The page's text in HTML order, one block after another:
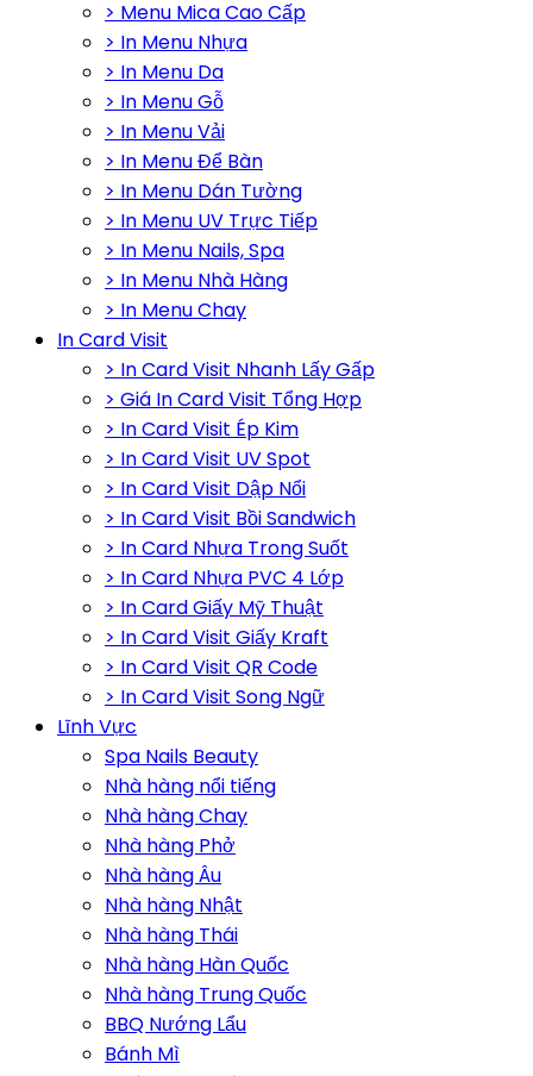
> Menu Mica Cao Cấp
> In Menu Nhựa
> In Menu Da
> In Menu Gỗ
> In Menu Vải
> In Menu Để Bàn
> In Menu Dán Tường
> In Menu UV Trực Tiếp
> In Menu Nails, Spa
> In Menu Nhà Hàng
> In Menu Chay
In Card Visit
> In Card Visit Nhanh Lấy Gấp
> Giá In Card Visit Tổng Hợp
> In Card Visit Ép Kim
> In Card Visit UV Spot
> In Card Visit Dập Nổi
> In Card Visit Bồi Sandwich
> In Card Nhựa Trong Suốt
> In Card Nhựa PVC 4 Lớp
> In Card Giấy Mỹ Thuật
> In Card Visit Giấy Kraft
> In Card Visit QR Code
> In Card Visit Song Ngữ
Lĩnh Vực
Spa Nails Beauty
Nhà hàng nổi tiếng
Nhà hàng Chay
Nhà hàng Phở
Nhà hàng Âu
Nhà hàng Nhật
Nhà hàng Thái
Nhà hàng Hàn Quốc
Nhà hàng Trung Quốc
BBQ Nướng Lẩu
Bánh Mì